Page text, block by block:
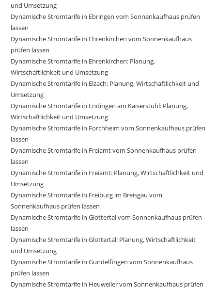
und Umsetzung
Dynamische Stromtarife in Ebringen vom Sonnenkaufhaus prüfen
lassen
Dynamische Stromtarife in Ehrenkirchen vom Sonnenkaufhaus
prüfen lassen
Dynamische Stromtarife in Ehrenkirchen: Planung,
Wirtschaftlichkeit und Umsetzung
Dynamische Stromtarife in Elzach: Planung, Wirtschaftlichkeit und
Umsetzung
Dynamische Stromtarife in Endingen am Kaiserstuhl: Planung,
Wirtschaftlichkeit und Umsetzung
Dynamische Stromtarife in Forchheim vom Sonnenkaufhaus prüfen
lassen
Dynamische Stromtarife in Freiamt vom Sonnenkaufhaus prüfen
lassen
Dynamische Stromtarife in Freiamt: Planung, Wirtschaftlichkeit und
Umsetzung
Dynamische Stromtarife in Freiburg im Breisgau vom
Sonnenkaufhaus prüfen lassen
Dynamische Stromtarife in Glottertal vom Sonnenkaufhaus prüfen
lassen
Dynamische Stromtarife in Glottertal: Planung, Wirtschaftlichkeit
und Umsetzung
Dynamische Stromtarife in Gundelfingen vom Sonnenkaufhaus
prüfen lassen
Dynamische Stromtarife in Heuweiler vom Sonnenkaufhaus prüfen